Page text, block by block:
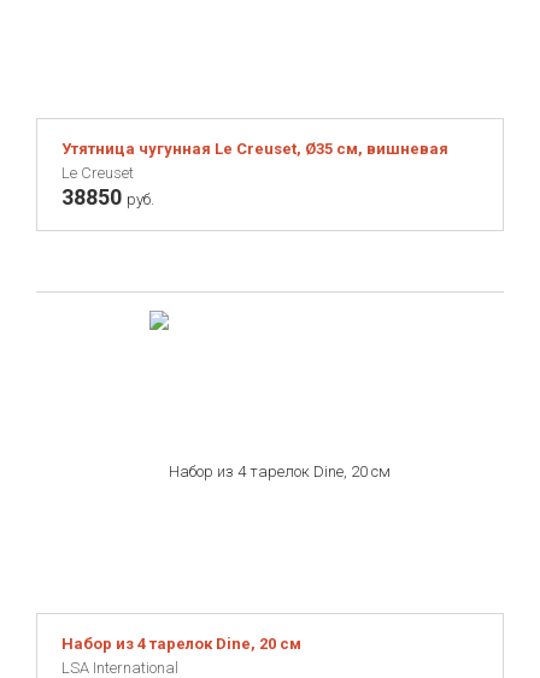
Утятница чугунная Le Creuset, Ø35 см, вишневая
Le Creuset
38850 руб.
Набор из 4 тарелок Dine, 20 см
LSA International